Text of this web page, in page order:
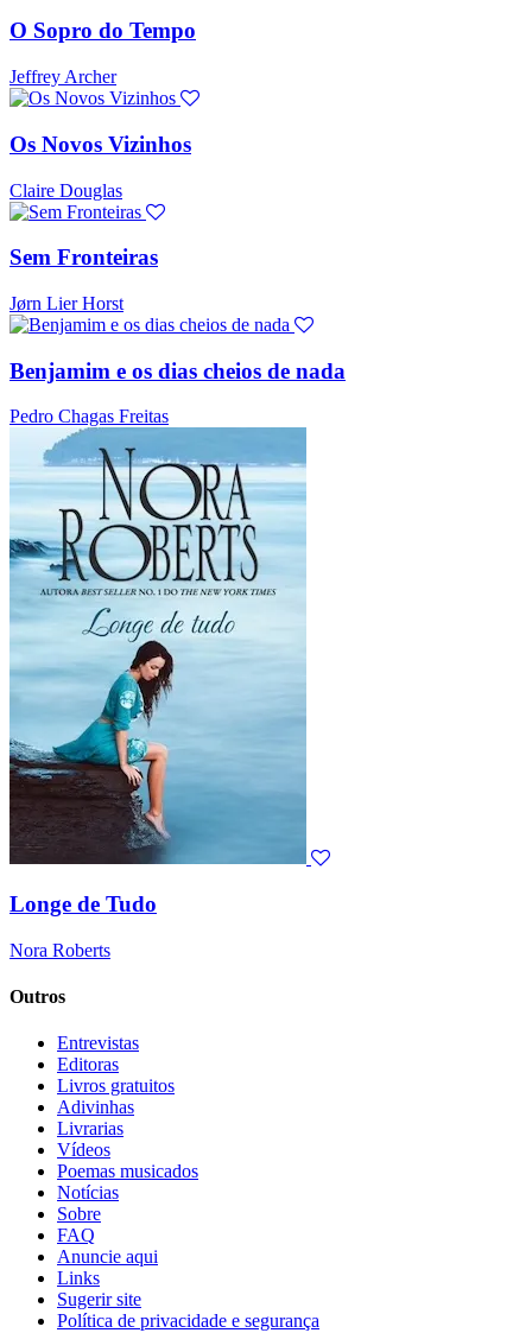
O Sopro do Tempo
Jeffrey Archer
Os Novos Vizinhos
Claire Douglas
Sem Fronteiras
Jørn Lier Horst
Benjamim e os dias cheios de nada
Pedro Chagas Freitas
Longe de Tudo
Nora Roberts
Outros
Entrevistas
Editoras
Livros gratuitos
Adivinhas
Livrarias
Vídeos
Poemas musicados
Notícias
Sobre
FAQ
Anuncie aqui
Links
Sugerir site
Política de privacidade e segurança